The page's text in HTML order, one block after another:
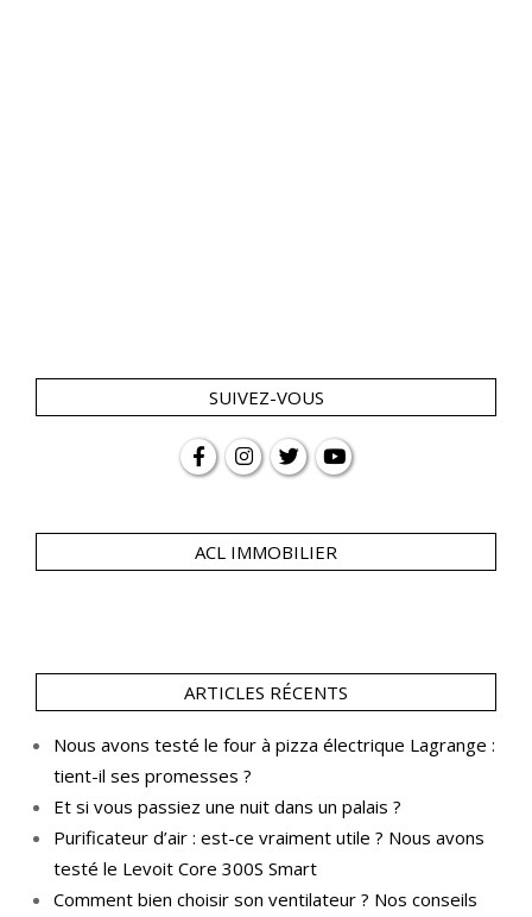
SUIVEZ-VOUS
ACL IMMOBILIER
ARTICLES RÉCENTS
Nous avons testé le four à pizza électrique Lagrange :
tient-il ses promesses ?
Et si vous passiez une nuit dans un palais ?
Purificateur d’air : est-ce vraiment utile ? Nous avons
testé le Levoit Core 300S Smart
Comment bien choisir son ventilateur ? Nos conseils